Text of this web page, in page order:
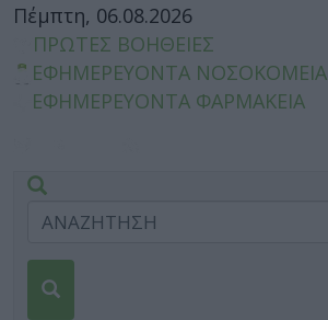
Πέμπτη, 06.08.2026
ΠΡΩΤΕΣ ΒΟΗΘΕΙΕΣ
ΕΦΗΜΕΡΕΥΟΝΤΑ ΝΟΣΟΚΟΜΕΙΑ
ΕΦΗΜΕΡΕΥΟΝΤΑ ΦΑΡΜΑΚΕΙΑ